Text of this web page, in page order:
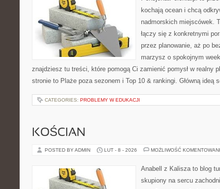
kochają ocean i chcą
nadmorskich miejscówek.
łączy się z konkretnymi
przez planowanie, aż po
marzysz o spokojnym
znajdziesz tu treści, które pomogą Ci zamienić pomysł w realny
stronie to Plaże poza sezonem i Top 10 & rankingi. Główną ideą
CATEGORIES: PROBLEMY W EDUKACJI
KOŚCIAN
POSTED BY ADMIN LUT - 8 - 2026 MOŻLIWOŚĆ
Anabell z Kalisza to blog
skupiony na sercu